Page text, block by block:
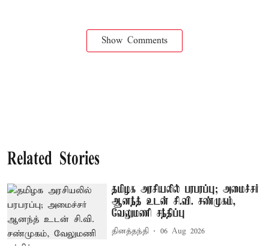
Show Comments
Related Stories
தமிழக அரசியலில் பரபரப்பு; அமைச்சர்
ஆனந்த் உடன் சி.வி. சண்முகம்,
வேலுமணி சந்திப்பு
தினத்தந்தி 06 Aug 2026